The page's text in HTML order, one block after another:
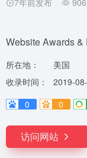
7年前发布 906
Website Awards
所在地：
美国
收录时间：
2019-
0
0
访问网站